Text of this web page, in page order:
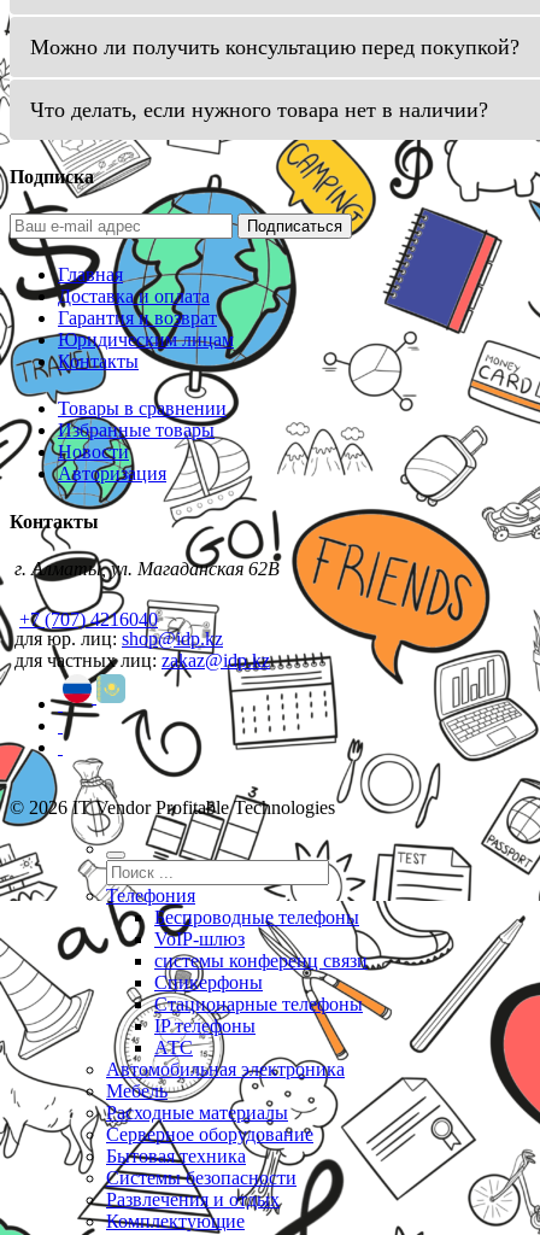
Можно ли получить консультацию перед покупкой?
Что делать, если нужного товара нет в наличии?
Подписка
Подписаться
Главная
Доставка и оплата
Гарантия и возврат
Юридическим лицам
Контакты
Товары в сравнении
Избранные товары
Новости
Авторизация
Контакты
г. Алматы, ул. Магаданская 62В
+7 (707) 4216040
для юр. лиц: shop@idp.kz
для частных лиц: zakaz@idp.kz
© 2026 IT Vendor Profitable Technologies
Телефония
Беспроводные телефоны
VoIP-шлюз
системы конференц связи
Спикерфоны
Стационарные телефоны
IP телефоны
АТС
Автомобильная электроника
Мебель
Расходные материалы
Серверное оборудование
Бытовая техника
Системы безопасности
Развлечения и отдых
Комплектующие